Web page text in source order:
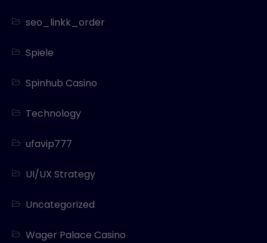
seo_linkk_order
Spiele
Spinhub Casino
Technology
ufavip777
UI/UX Strategy
Uncategorized
Wager Palace Casino